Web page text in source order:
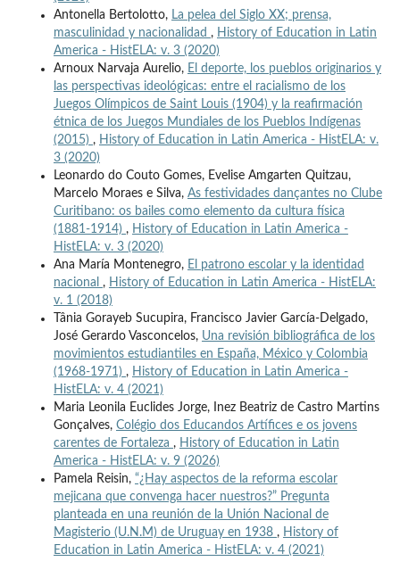
Antonella Bertolotto, La pelea del Siglo XX; prensa,
masculinidad y nacionalidad , History of Education in Latin
America - HistELA: v. 3 (2020)
Arnoux Narvaja Aurelio, El deporte, los pueblos originarios y
las perspectivas ideológicas: entre el racialismo de los
Juegos Olímpicos de Saint Louis (1904) y la reafirmación
étnica de los Juegos Mundiales de los Pueblos Indígenas
(2015) , History of Education in Latin America - HistELA: v.
3 (2020)
Leonardo do Couto Gomes, Evelise Amgarten Quitzau,
Marcelo Moraes e Silva, As festividades dançantes no Clube
Curitibano: os bailes como elemento da cultura física
(1881-1914) , History of Education in Latin America -
HistELA: v. 3 (2020)
Ana María Montenegro, El patrono escolar y la identidad
nacional , History of Education in Latin America - HistELA:
v. 1 (2018)
Tânia Gorayeb Sucupira, Francisco Javier García-Delgado,
José Gerardo Vasconcelos, Una revisión bibliográfica de los
movimientos estudiantiles en España, México y Colombia
(1968-1971) , History of Education in Latin America -
HistELA: v. 4 (2021)
Maria Leonila Euclides Jorge, Inez Beatriz de Castro Martins
Gonçalves, Colégio dos Educandos Artífices e os jovens
carentes de Fortaleza , History of Education in Latin
America - HistELA: v. 9 (2026)
Pamela Reisin, “¿Hay aspectos de la reforma escolar
mejicana que convenga hacer nuestros?” Pregunta
planteada en una reunión de la Unión Nacional de
Magisterio (U.N.M) de Uruguay en 1938 , History of
Education in Latin America - HistELA: v. 4 (2021)